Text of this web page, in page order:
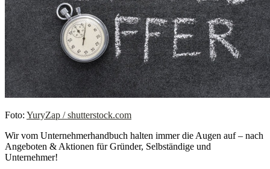
Foto: YuryZap / shutterstock.com
Wir vom Unternehmerhandbuch halten immer die Augen auf – nach
Angeboten & Aktionen für Gründer, Selbständige und
Unternehmer!